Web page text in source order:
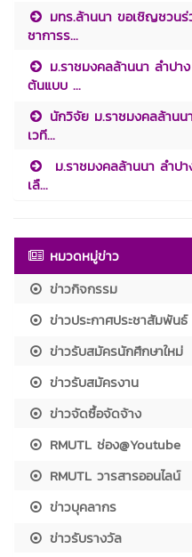
มทร.ล้านนา ขอเชิญชวน
ชาการร...
ม.ราชมงคลล้านนา ลำป
ต้นแบบ ...
นักวิจัย ม.ราชมงคลล้านน
เวที...
ม.ราชมงคลล้านนา ลำป
เลื...
หมวดหมู่ข่าว
ข่าวกิจกรรม
ข่าวประกาศประชาสัมพันธ์
ข่าวรับสมัครนักศึกษาใหม่
ข่าวรับสมัครงาน
ข่าวจัดซื้อจัดจ้าง
RMUTL ช่อง@Youtube
RMUTL วารสารออนไลน์
ข่าวบุคลากร
ข่าวรับรางวัล